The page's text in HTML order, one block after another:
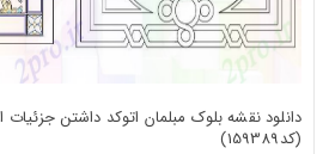
دانلود نقشه بلوک مبلمان اتوکد داشتن جزئیات
(کد159389)